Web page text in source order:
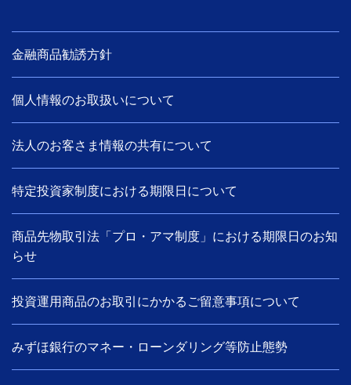
金融商品勧誘方針
個人情報のお取扱いについて
法人のお客さま情報の共有について
特定投資家制度における期限日について
商品先物取引法「プロ・アマ制度」における期限日のお知
らせ
投資運用商品のお取引にかかるご留意事項について
みずほ銀行のマネー・ローンダリング等防止態勢